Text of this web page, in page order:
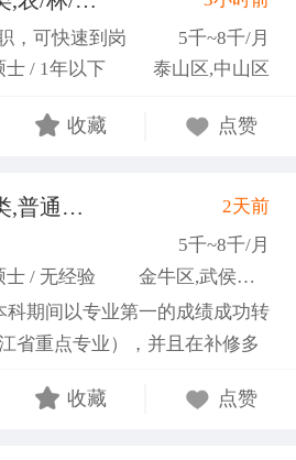
协作精神。
，可快速到岗
5千~8千/月
士 / 1年以下
泰山区,中山区
收藏 点赞
行政管理类,普通教师类
2天前
5千~8千/月
士 / 无经验
金牛区,武侯区,青羊区
科期间以专业第一的成绩成功转
省重点专业），并且在补修多
导师参加多个项目书撰写，其
收藏 点赞